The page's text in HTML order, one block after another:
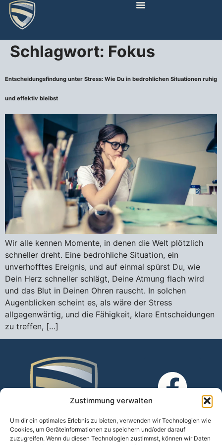
Zustimmung verwalten
Um dir ein optimales Erlebnis zu bieten, verwenden wir Technologien wie
Cookies, um Geräteinformationen zu speichern und/oder darauf
zuzugreifen. Wenn du diesen Technologien zustimmst, können wir Daten
Schlagwort: Fokus
Entscheidungsfindung unter Stress: Wie Du in bedrohlichen Situationen ruhig
und effektiv bleibst
Wir alle kennen Momente, in denen die Welt plötzlich
schneller dreht. Eine bedrohliche Situation, ein
unverhofftes Ereignis, und auf einmal spürst Du, wie
Dein Herz schneller schlägt, Deine Atmung flach wird
und das Blut in Deinen Ohren rauscht. In solchen
Augenblicken scheint es, als wäre der Stress
allgegenwärtig, und die Fähigkeit, klare Entscheidungen
zu treffen, […]